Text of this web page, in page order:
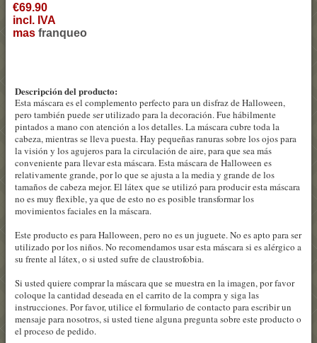
€69.90
incl. IVA
mas franqueo
Descripción del producto:
Esta máscara es el complemento perfecto para un disfraz de Halloween,
pero también puede ser utilizado para la decoración. Fue hábilmente
pintados a mano con atención a los detalles. La máscara cubre toda la
cabeza, mientras se lleva puesta. Hay pequeñas ranuras sobre los ojos para
la visión y los agujeros para la circulación de aire, para que sea más
conveniente para llevar esta máscara. Esta máscara de Halloween es
relativamente grande, por lo que se ajusta a la media y grande de los
tamaños de cabeza mejor. El látex que se utilizó para producir esta máscara
no es muy flexible, ya que de esto no es posible transformar los
movimientos faciales en la máscara.
Este producto es para Halloween, pero no es un juguete. No es apto para ser
utilizado por los niños. No recomendamos usar esta máscara si es alérgico a
su frente al látex, o si usted sufre de claustrofobia.
Si usted quiere comprar la máscara que se muestra en la imagen, por favor
coloque la cantidad deseada en el carrito de la compra y siga las
instrucciones. Por favor, utilice el formulario de contacto para escribir un
mensaje para nosotros, si usted tiene alguna pregunta sobre este producto o
el proceso de pedido.